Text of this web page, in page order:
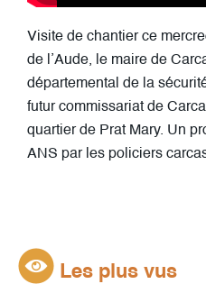
Visite de chantier ce
de l’Aude, le maire de
départemental de la
futur commissariat de
quartier de Prat Mary. Un
ANS par les policiers
Les plus vus